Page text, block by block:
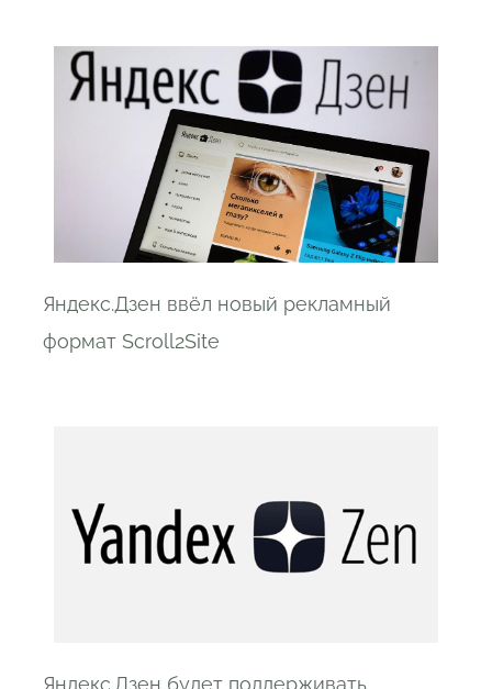
Яндекс.Дзен ввёл новый рекламный
формат Scroll2Site
Яндекс.Дзен будет поддерживать